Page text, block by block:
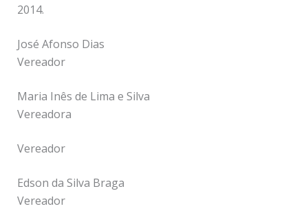
2014.
José Afonso Dias
Vereador
Maria Inês de Lima e Silva
Vereadora
Vereador
Edson da Silva Braga
Vereador